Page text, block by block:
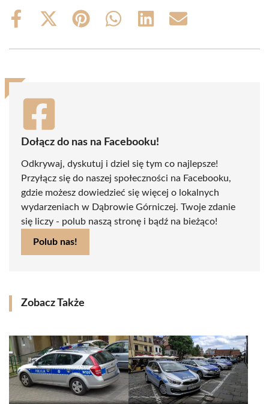
Share
Share
(Twitter)
Share
Share
Share
Share
Dołącz do nas na Facebooku!
Odkrywaj, dyskutuj i dziel się tym co najlepsze!
Przyłącz się do naszej społeczności na Facebooku,
gdzie możesz dowiedzieć się więcej o lokalnych
wydarzeniach w Dąbrowie Górniczej. Twoje zdanie
się liczy - polub naszą stronę i bądź na bieżąco!
Polub nas!
Zobacz Także